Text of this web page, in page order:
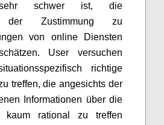
sehr schwer ist, die
der Zustimmung zu
von online Diensten
User versuchen
richtige
treffen, die angesichts der
Informationen über die
kaum rational zu treffen